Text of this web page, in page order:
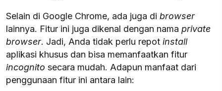
Selain di Google Chrome, ada juga di browser
lainnya. Fitur ini juga dikenal dengan nama private
browser. Jadi, Anda tidak perlu repot install
aplikasi khusus dan bisa memanfaatkan fitur
incognito secara mudah. Adapun manfaat dari
penggunaan fitur ini antara lain: